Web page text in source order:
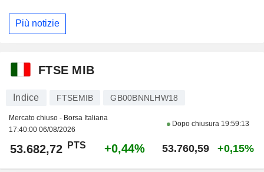
Più notizie
FTSE MIB
Indice FTSEMIB GB00BNNLHW18
Mercato chiuso - Borsa Italiana
17:40:00 06/08/2026
Dopo chiusura 19:59:13
53.682,72 PTS +0,44% 53.760,59 +0,15%